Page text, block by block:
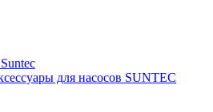
для насосов SUNTEC